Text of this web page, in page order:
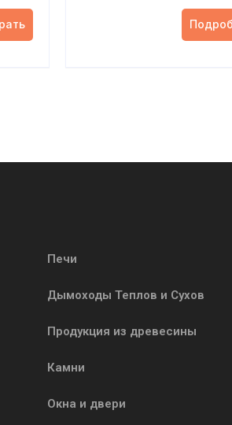
Печи
Дымоходы Теплов и Сухов
Продукция из древесины
Камни
Окна и двери